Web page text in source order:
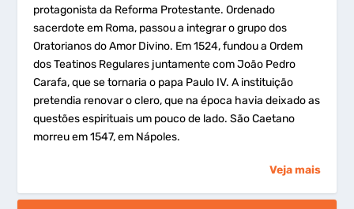
protagonista da Reforma Protestante. Ordenado
sacerdote em Roma, passou a integrar o grupo dos
Oratorianos do Amor Divino. Em 1524, fundou a Ordem
dos Teatinos Regulares juntamente com João Pedro
Carafa, que se tornaria o papa Paulo IV. A instituição
pretendia renovar o clero, que na época havia deixado as
questões espirituais um pouco de lado. São Caetano
morreu em 1547, em Nápoles.
Veja mais